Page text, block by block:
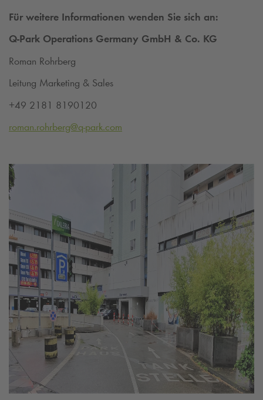
Für weitere Informationen wenden Sie sich an:
Q-Park Operations Germany GmbH & Co. KG
Roman Rohrberg
Leitung Marketing & Sales
+49 2181 8190120
roman.rohrberg@q-park.com